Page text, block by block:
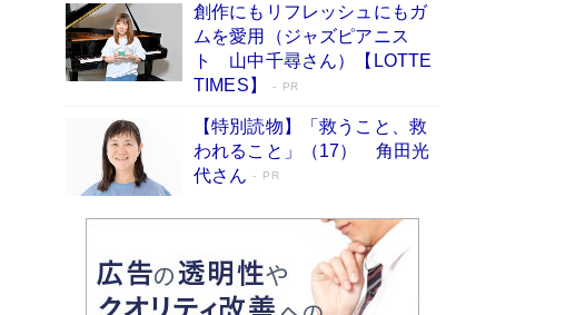
東野圭吾、伊坂幸太郎の人気シリーズ最新作どち
らも文庫化 映画化された直木賞受賞作もランク
イン［文庫ベストセラー］
Book Bang
創作にもリフレッシュにもガ
ムを愛用（ジャズピアニス
ト 山中千尋さん）【LOTTE
TIMES】
PR
【特別読物】「救うこと、救
われること」（17） 角田光
代さん
PR